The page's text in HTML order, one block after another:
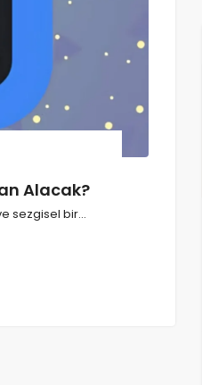
Alacak?
sezgisel bir…